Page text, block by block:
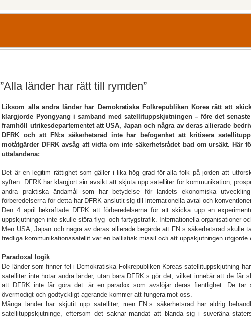
”Alla länder har rätt till rymden”
Liksom alla andra länder har Demokratiska Folkrepubliken Korea rätt att
klargjorde Pyongyang i samband med satellituppskjutningen – före det
framhöll utrikesdepartementet att USA, Japan och några av deras allierade
DFRK och att FN:s säkerhetsråd inte har befogenhet att kritisera
motåtgärder DFRK avsåg att vidta om inte säkerhetsrådet bad om ursäkt. Här
uttalandena:
Det är en legitim rättighet som gäller i lika hög grad för alla folk på jorden att
syften. DFRK har klargjort sin avsikt att skjuta upp satelliter för kommunikation,
andra praktiska ändamål som har betydelse för landets ekonomiska
förberedelserna för detta har DFRK anslutit sig till internationella avtal och
Den 4 april bekräftade DFRK att förberedelserna för att skicka upp en
uppskjutningen inte skulle störa flyg- och fartygstrafik. Internationella organisationer
Men USA, Japan och några av deras allierade begärde att FN:s säkerhetsråd skulle
fredliga kommunikationssatellit var en ballistisk missil och att uppskjutningen utgjorde
Paradoxal logik
De länder som finner fel i Demokratiska Folkrepubliken Koreas satellituppskjutning
satelliter inte hotar andra länder, utan bara DFRK:s gör det, vilket innebär att de får
att DFRK inte får göra det, är en paradox som avslöjar deras fientlighet. De tar
övermodigt och godtyckligt agerande kommer att fungera mot oss.
Många länder har skjutit upp satelliter, men FN:s säkerhetsråd har aldrig
satellituppskjutninge, eftersom det saknar mandat att blanda sig i suveräna